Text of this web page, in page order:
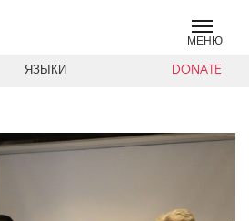
МЕНЮ
ЯЗЫКИ DONATE